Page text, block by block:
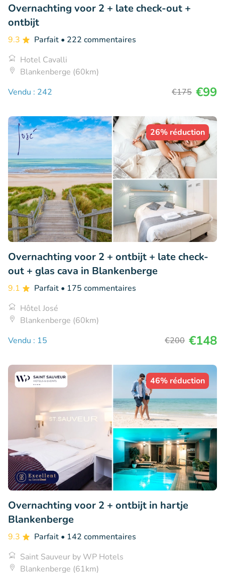
Overnachting voor 2 + late check-out +
ontbijt
9.3 Parfait • 222 commentaires
Hotel Cavalli
Blankenberge (60km)
Vendu : 242
€175 €99
26% réduction
Overnachting voor 2 + ontbijt + late check-
out + glas cava in Blankenberge
9.1 Parfait • 175 commentaires
Hôtel José
Blankenberge (60km)
Vendu : 15
€200 €148
46% réduction
Overnachting voor 2 + ontbijt in hartje
Blankenberge
9.3 Parfait • 142 commentaires
Saint Sauveur by WP Hotels
Blankenberge (61km)